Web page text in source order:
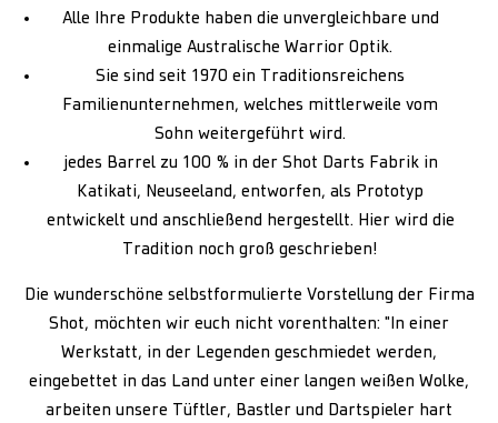
Alle Ihre Produkte haben die unvergleichbare und
einmalige Australische Warrior Optik.
Sie sind seit 1970 ein Traditionsreichens
Familienunternehmen, welches mittlerweile vom
Sohn weitergeführt wird.
jedes Barrel zu 100 % in der Shot Darts Fabrik in
Katikati, Neuseeland, entworfen, als Prototyp
entwickelt und anschließend hergestellt. Hier wird die
Tradition noch groß geschrieben!
Die wunderschöne selbstformulierte Vorstellung der Firma
Shot, möchten wir euch nicht vorenthalten: "In einer
Werkstatt, in der Legenden geschmiedet werden,
eingebettet in das Land unter einer langen weißen Wolke,
arbeiten unsere Tüftler, Bastler und Dartspieler hart